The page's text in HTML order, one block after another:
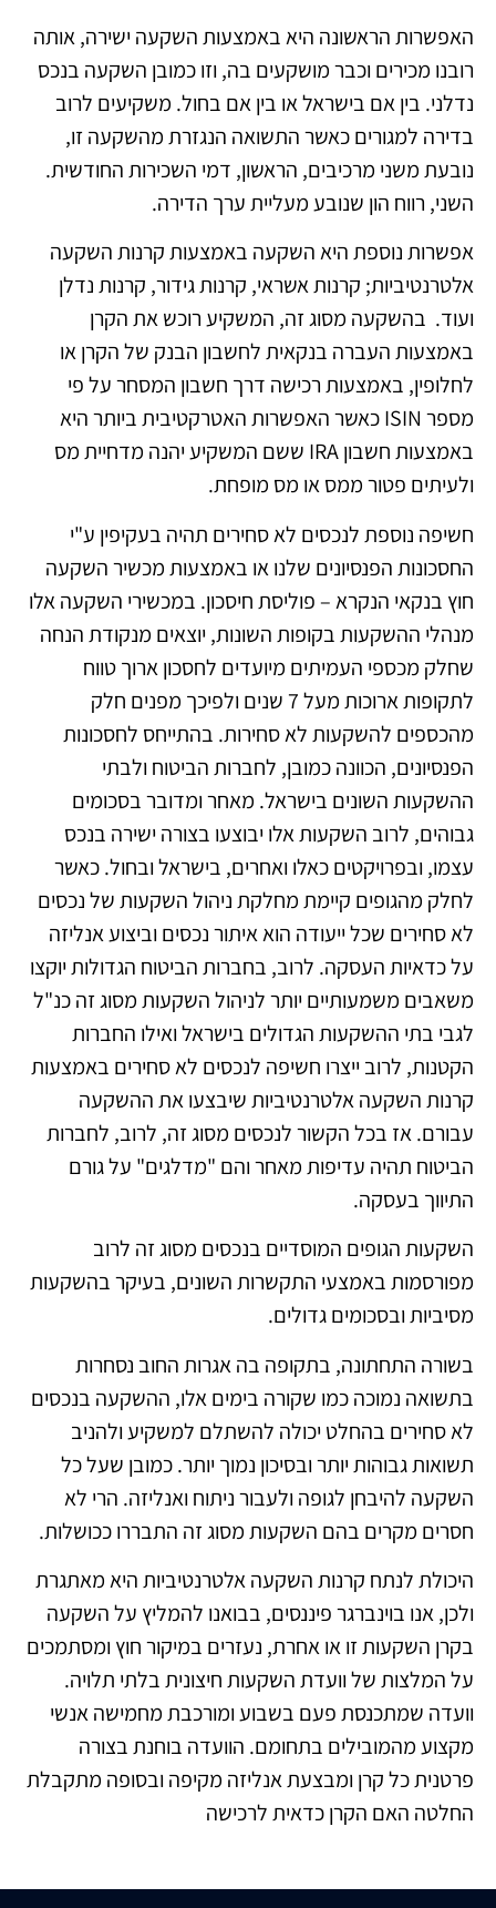
האפשרות הראשונה היא באמצעות השקעה ישירה, אותה
רובנו מכירים וכבר מושקעים בה, וזו כמובן השקעה בנכס
נדלני. בין אם בישראל או בין אם בחול. משקיעים לרוב
בדירה למגורים כאשר התשואה הנגזרת מהשקעה זו,
נובעת משני מרכיבים, הראשון, דמי השכירות החודשית.
השני, רווח הון שנובע מעליית ערך הדירה.
אפשרות נוספת היא השקעה באמצעות קרנות השקעה
אלטרנטיביות; קרנות אשראי, קרנות גידור, קרנות נדלן
ועוד. בהשקעה מסוג זה, המשקיע רוכש את הקרן
באמצעות העברה בנקאית לחשבון הבנק של הקרן או
לחלופין, באמצעות רכישה דרך חשבון המסחר על פי
מספר ISIN כאשר האפשרות האטרקטיבית ביותר היא
באמצעות חשבון IRA ששם המשקיע יהנה מדחיית מס
ולעיתים פטור ממס או מס מופחת.
חשיפה נוספת לנכסים לא סחירים תהיה בעקיפין ע"י
החסכונות הפנסיונים שלנו או באמצעות מכשיר השקעה
חוץ בנקאי הנקרא – פוליסת חיסכון. במכשירי השקעה אלו
מנהלי ההשקעות בקופות השונות, יוצאים מנקודת הנחה
שחלק מכספי העמיתים מיועדים לחסכון ארוך טווח
לתקופות ארוכות מעל 7 שנים ולפיכך מפנים חלק
מהכספים להשקעות לא סחירות. בהתייחס לחסכונות
הפנסיונים, הכוונה כמובן, לחברות הביטוח ולבתי
ההשקעות השונים בישראל. מאחר ומדובר בסכומים
גבוהים, לרוב השקעות אלו יבוצעו בצורה ישירה בנכס
עצמו, ובפרויקטים כאלו ואחרים, בישראל ובחול. כאשר
לחלק מהגופים קיימת מחלקת ניהול השקעות של נכסים
לא סחירים שכל ייעודה הוא איתור נכסים וביצוע אנליזה
על כדאיות העסקה. לרוב, בחברות הביטוח הגדולות יוקצו
משאבים משמעותיים יותר לניהול השקעות מסוג זה כנ"ל
לגבי בתי ההשקעות הגדולים בישראל ואילו החברות
הקטנות, לרוב ייצרו חשיפה לנכסים לא סחירים באמצעות
קרנות השקעה אלטרנטיביות שיבצעו את ההשקעה
עבורם. אז בכל הקשור לנכסים מסוג זה, לרוב, לחברות
הביטוח תהיה עדיפות מאחר והם "מדלגים" על גורם
התיווך בעסקה.
השקעות הגופים המוסדיים בנכסים מסוג זה לרוב
מפורסמות באמצעי התקשרות השונים, בעיקר בהשקעות
מסיביות ובסכומים גדולים.
בשורה התחתונה, בתקופה בה אגרות החוב נסחרות
בתשואה נמוכה כמו שקורה בימים אלו, ההשקעה בנכסים
לא סחירים בהחלט יכולה להשתלם למשקיע ולהניב
תשואות גבוהות יותר ובסיכון נמוך יותר. כמובן שעל כל
השקעה להיבחן לגופה ולעבור ניתוח ואנליזה. הרי לא
חסרים מקרים בהם השקעות מסוג זה התבררו ככושלות.
היכולת לנתח קרנות השקעה אלטרנטיביות היא מאתגרת
ולכן, אנו בוינברגר פיננסים, בבואנו להמליץ על השקעה
בקרן השקעות זו או אחרת, נעזרים במיקור חוץ ומסתמכים
על המלצות של וועדת השקעות חיצונית בלתי תלויה.
וועדה שמתכנסת פעם בשבוע ומורכבת מחמישה אנשי
מקצוע מהמובילים בתחומם. הוועדה בוחנת בצורה
פרטנית כל קרן ומבצעת אנליזה מקיפה ובסופה מתקבלת
החלטה האם הקרן כדאית לרכישה